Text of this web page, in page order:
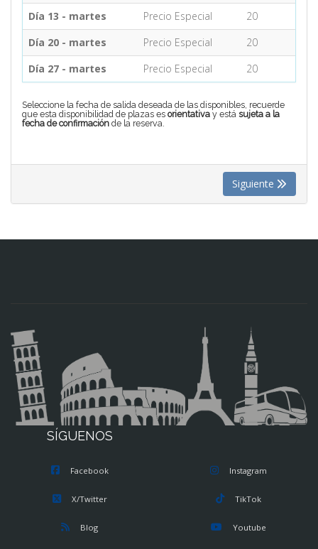
Día 13 - martes
Precio Especial
20
Día 20 - martes
Precio Especial
20
Día 27 - martes
Precio Especial 20
Seleccione la fecha de salida deseada de las disponibles, recuerde
que esta disponibilidad de plazas es orientativa y está sujeta a la
fecha de confirmación de la reserva.
Siguiente
SÍGUENOS
Facebook
X/Twitter
Blog
Instagram
TikTok
Youtube